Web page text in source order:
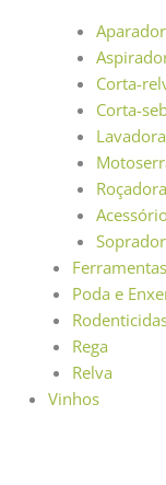
Corta-
Corta-
Poda e
Rega
Relva
Vinhos